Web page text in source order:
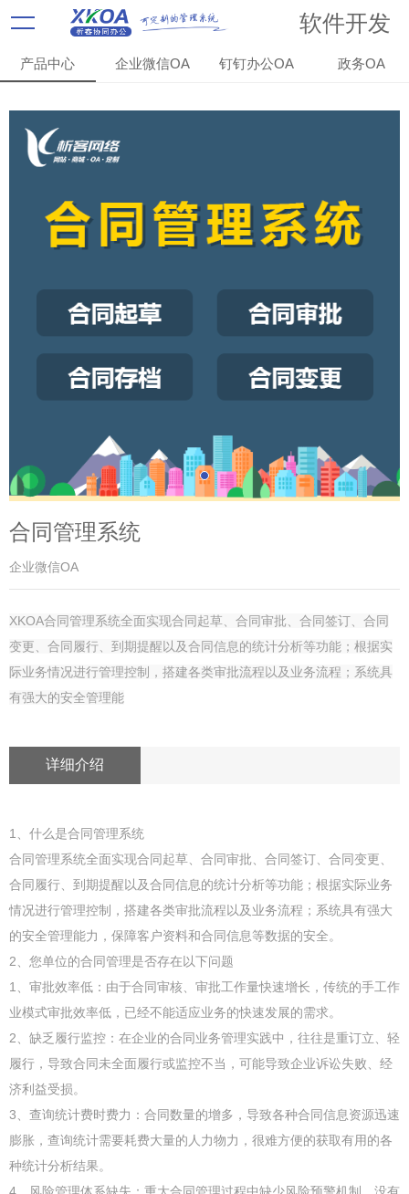
软件开发
产品中心 企业微信OA 钉钉办公OA 政务OA
合同管理系统
企业微信OA
XKOA合同管理系统全面实现合同起草、合同审批、合同签订、合同
变更、合同履行、到期提醒以及合同信息的统计分析等功能；根据实
际业务情况进行管理控制，搭建各类审批流程以及业务流程；系统具
有强大的安全管理能
详细介绍
1、什么是合同管理系统
合同管理系统全面实现合同起草、合同审批、合同签订、合同变更、
合同履行、到期提醒以及合同信息的统计分析等功能；根据实际业务
情况进行管理控制，搭建各类审批流程以及业务流程；系统具有强大
的安全管理能力，保障客户资料和合同信息等数据的安全。
2、您单位的合同管理是否存在以下问题
1、审批效率低：由于合同审核、审批工作量快速增长，传统的手工作
业模式审批效率低，已经不能适应业务的快速发展的需求。
2、缺乏履行监控：在企业的合同业务管理实践中，往往是重订立、轻
履行，导致合同未全面履行或监控不当，可能导致企业诉讼失败、经
济利益受损。
3、查询统计费时费力：合同数量的增多，导致各种合同信息资源迅速
膨胀，查询统计需要耗费大量的人力物力，很难方便的获取有用的各
种统计分析结果。